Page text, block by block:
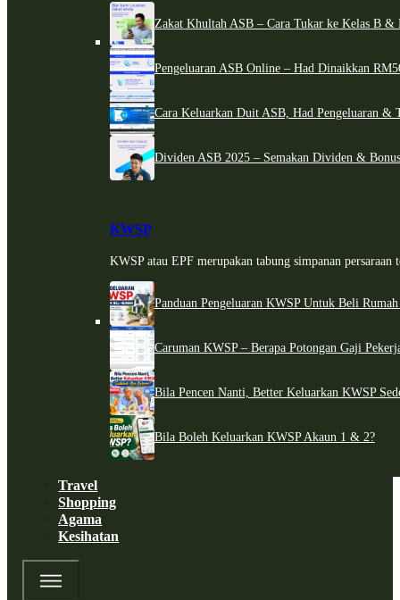
Zakat Khultah ASB – Cara Tukar ke Kelas B &
Pengeluaran ASB Online – Had Dinaikkan
Cara Keluarkan Duit ASB, Had Pengeluaran &
Dividen ASB 2025 – Semakan Dividen &
KWSP
KWSP atau EPF merupakan tabung simpanan persaraan
Panduan Pengeluaran KWSP Untuk Beli
Caruman KWSP – Berapa Potongan Gaji
Bila Pencen Nanti, Better Keluarkan KWSP
Bila Boleh Keluarkan KWSP Akaun 1 & 2?
Travel
Shopping
Agama
Kesihatan